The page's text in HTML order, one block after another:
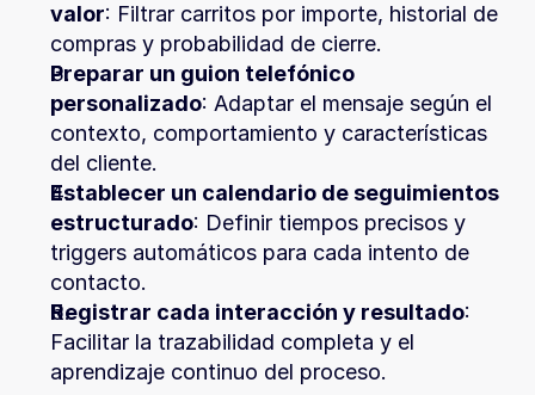
valor: Filtrar carritos por importe, historial de
compras y probabilidad de cierre.
Preparar un guion telefónico
personalizado: Adaptar el mensaje según el
contexto, comportamiento y características
del cliente.
Establecer un calendario de seguimientos
estructurado: Definir tiempos precisos y
triggers automáticos para cada intento de
contacto.
Registrar cada interacción y resultado:
Facilitar la trazabilidad completa y el
aprendizaje continuo del proceso.